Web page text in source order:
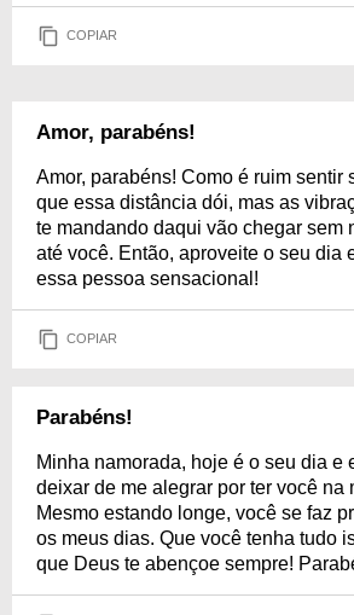
COPIAR
Amor, parabéns!
Amor, parabéns! Como é ruim sentir
que essa distância dói, mas as
te mandando daqui vão chegar sem
até você. Então, aproveite o seu dia
essa pessoa sensacional!
COPIAR
Parabéns!
Minha namorada, hoje é o seu dia e
deixar de me alegrar por ter você na
Mesmo estando longe, você se faz
os meus dias. Que você tenha tudo
que Deus te abençoe sempre!